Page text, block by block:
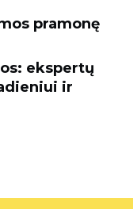
pramonę
ekspertų
ir